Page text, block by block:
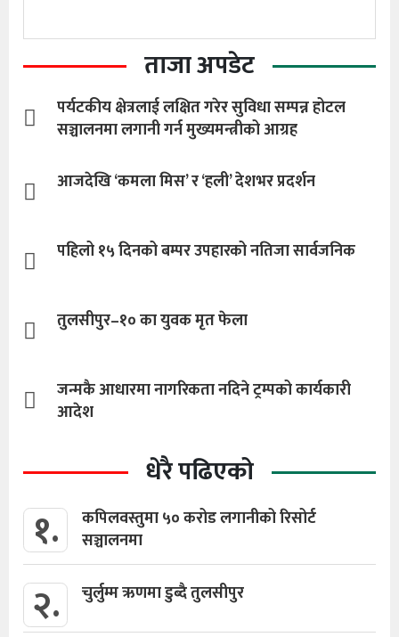
ताजा अपडेट
पर्यटकीय क्षेत्रलाई लक्षित गरेर सुविधा सम्पन्न होटल
सञ्चालनमा लगानी गर्न मुख्यमन्त्रीको आग्रह
आजदेखि ‘कमला मिस’ र ‘हली’ देशभर प्रदर्शन
पहिलो १५ दिनको बम्पर उपहारको नतिजा सार्वजनिक
तुलसीपुर–१० का युवक मृत फेला
जन्मकै आधारमा नागरिकता नदिने ट्रम्पको कार्यकारी
आदेश
धेरै पढिएको
१.
कपिलवस्तुमा ५० करोड लगानीको रिसोर्ट
सञ्चालनमा
२. चुर्लुम्म ऋणमा डुब्दै तुलसीपुर